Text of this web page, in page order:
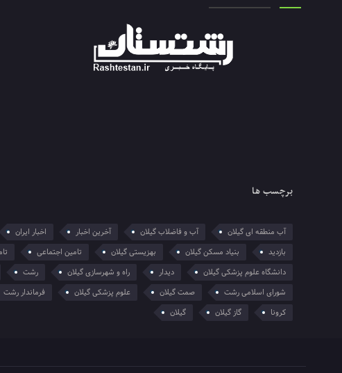
برچسب ها
آب منطقه ای گیلان آب و فاضلاب گیلان آخرین اخبار اخبار ایران
بازدید
بنیاد مسکن گیلان بهزیستی گیلان تامین اجتماعی
دانشگاه علوم پزشکی گیلان
دیدار راه و شهرسازی گیلان رشت
شورای اسلامی رشت
صمت گیلان علوم پزشکی گیلان فرماندار رشت
کرونا
گاز گیلان گیلان